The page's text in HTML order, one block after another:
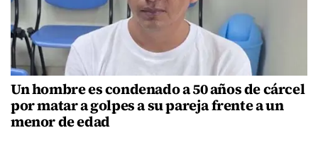
Un hombre es condenado a 50 años de cárcel
por matar a golpes a su pareja frente a un
menor de edad